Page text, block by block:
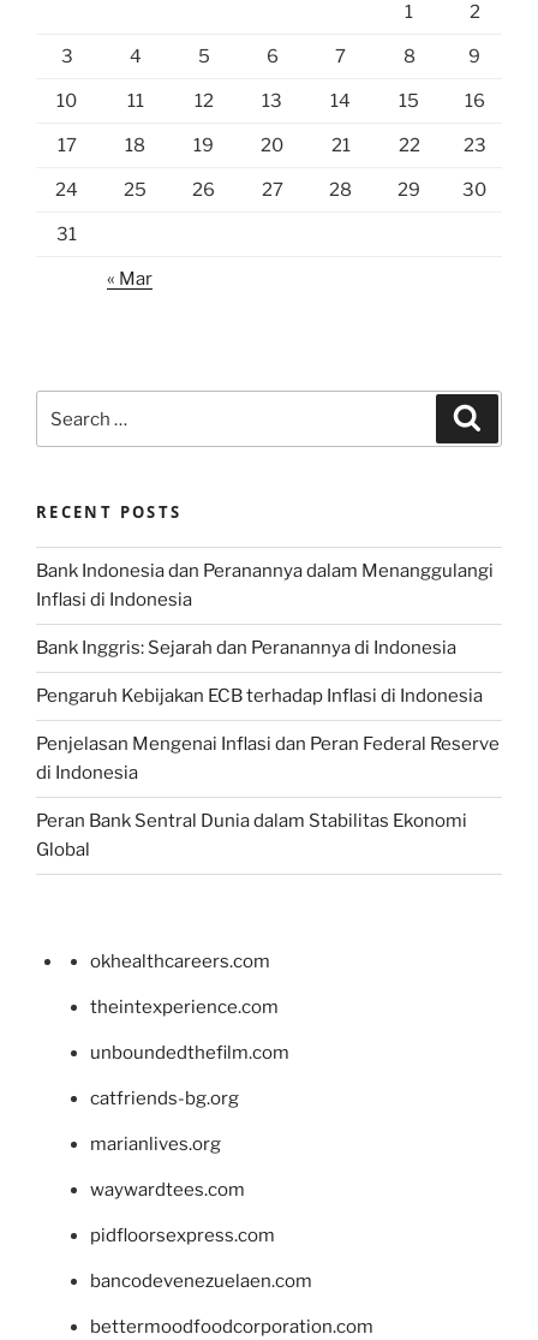
1 2
3 4 5 6 7 8 9
10 11 12 13 14 15 16
17 18 19 20 21 22 23
24 25 26 27 28 29 30
31
« Mar
for:
RECENT POSTS
Bank Indonesia dan Peranannya dalam Menanggulangi
Inflasi di Indonesia
Bank Inggris: Sejarah dan Peranannya di Indonesia
Pengaruh Kebijakan ECB terhadap Inflasi di Indonesia
Penjelasan Mengenai Inflasi dan Peran Federal Reserve
di Indonesia
Peran Bank Sentral Dunia dalam Stabilitas Ekonomi
Global
okhealthcareers.com
theintexperience.com
unboundedthefilm.com
catfriends-bg.org
marianlives.org
waywardtees.com
pidfloorsexpress.com
bancodevenezuelaen.com
bettermoodfoodcorporation.com